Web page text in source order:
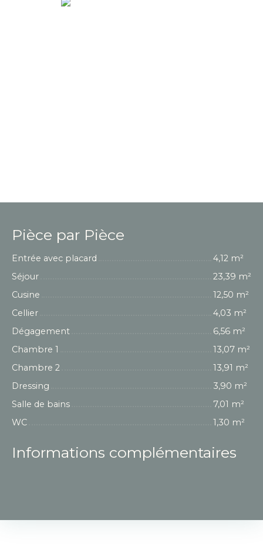
Pièce par Pièce
Entrée avec placard
4,12 m²
Séjour
23,39 m²
Cusine
12,50 m²
Cellier
4,03 m²
Dégagement
6,56 m²
Chambre 1
13,07 m²
Chambre 2
13,91 m²
Dressing
3,90 m²
Salle de bains
7,01 m²
WC
1,30 m²
Informations complémentaires